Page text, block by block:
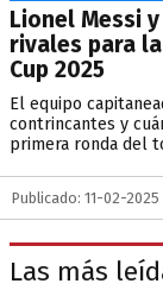
Lionel Messi
rivales para
Cup 2025
El equipo
contrincantes y
primera ronda del
Publicado: 11-02-2025
Las más